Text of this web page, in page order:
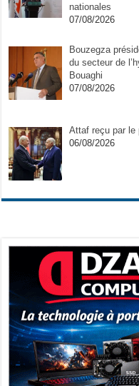
nationales
07/08/2026
Bouzegza
du secteur de
Bouaghi
07/08/2026
Attaf reçu par le
06/08/2026